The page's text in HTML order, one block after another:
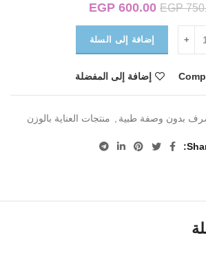
EGP
السعر الأصلي هو:
EGP 750.00.
EGP 600.00
EGP 600.00.
إضافة إلى السلة
إضافة إلى المفضلة
بدون وصفة طبية منتجات العناية بالوزن